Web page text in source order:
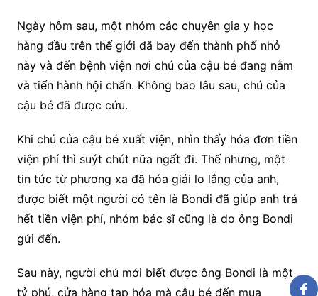
Ngày hôm sau, một nhóm các chuyên gia y học
hàng đầu trên thế giới đã bay đến thành phố nhỏ
này và đến bệnh viện nơi chú của cậu bé đang nằm
và tiến hành hội chẩn. Không bao lâu sau, chú của
cậu bé đã được cứu.
Khi chú của cậu bé xuất viện, nhìn thấy hóa đơn tiền
viện phí thì suýt chút nữa ngất đi. Thế nhưng, một
tin tức từ phương xa đã hóa giải lo lắng của anh,
được biết một người có tên là Bondi đã giúp anh trả
hết tiền viện phí, nhóm bác sĩ cũng là do ông Bondi
gửi đến.
Sau này, người chú mới biết được ông Bondi là một
tỷ phú, cửa hàng tạp hóa mà cậu bé đến mua